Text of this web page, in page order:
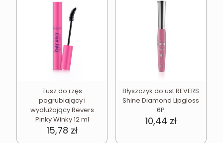
Tusz do rzęs
pogrubiający i
wydłużający Revers
Pinky Winky 12 ml
15,78 zł
Błyszczyk do ust REVERS
Shine Diamond Lipgloss
6P
10,44 zł